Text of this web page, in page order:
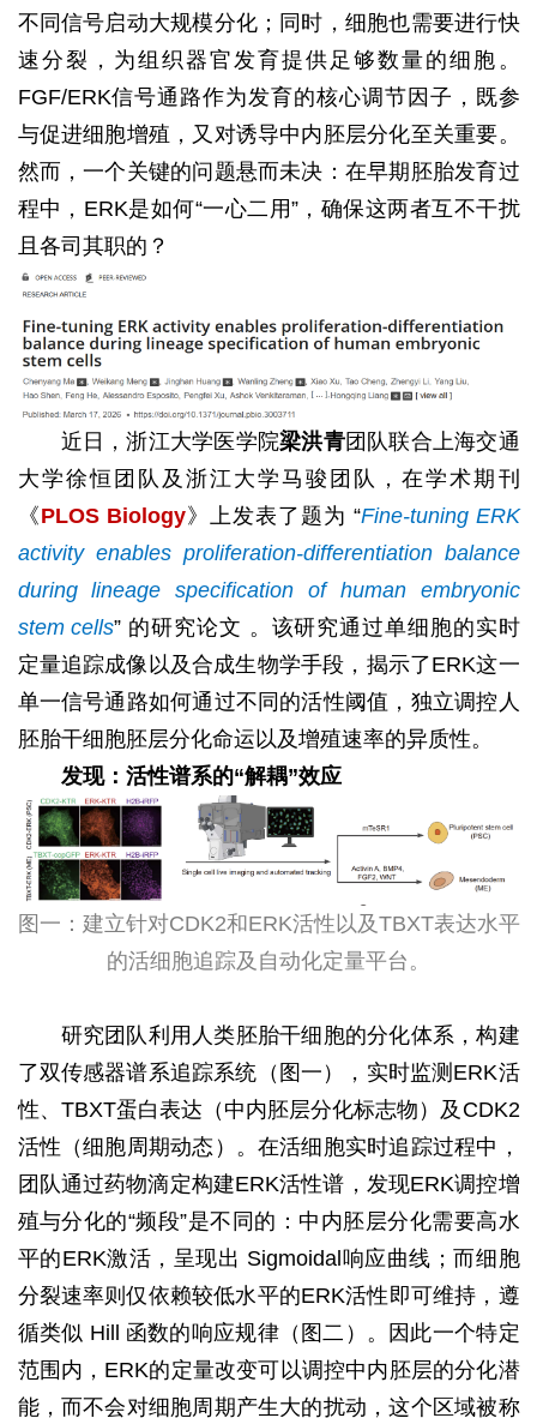
不同信号启动大规模分化；同时，细胞也需要进行快
速分裂，为组织器官发育提供足够数量的细胞。
FGF/ERK信号通路作为发育的核心调节因子，既参
与促进细胞增殖，又对诱导中内胚层分化至关重要。
然而，一个关键的问题悬而未决：在早期胚胎发育过
程中，ERK是如何“一心二用”，确保这两者互不干扰
且各司其职的？
近日，浙江大学医学院梁洪青团队联合上海交通
大学徐恒团队及浙江大学马骏团队，在学术期刊
《PLOS Biology》上发表了题为 “Fine-tuning ERK
activity enables proliferation-differentiation balance
during lineage specification of human embryonic
stem cells” 的研究论文 。该研究通过单细胞的实时
定量追踪成像以及合成生物学手段，揭示了ERK这一
单一信号通路如何通过不同的活性阈值，独立调控人
胚胎干细胞胚层分化命运以及增殖速率的异质性。
发现：活性谱系的“解耦”效应
图一：建立针对CDK2和ERK活性以及TBXT表达水平
的活细胞追踪及自动化定量平台。
研究团队利用人类胚胎干细胞的分化体系，构建
了双传感器谱系追踪系统（图一），实时监测ERK活
性、TBXT蛋白表达（中内胚层分化标志物）及CDK2
活性（细胞周期动态）。在活细胞实时追踪过程中，
团队通过药物滴定构建ERK活性谱，发现ERK调控增
殖与分化的“频段”是不同的：中内胚层分化需要高水
平的ERK激活，呈现出 Sigmoidal响应曲线；而细胞
分裂速率则仅依赖较低水平的ERK活性即可维持，遵
循类似 Hill 函数的响应规律（图二）。因此一个特定
范围内，ERK的定量改变可以调控中内胚层的分化潜
能，而不会对细胞周期产生大的扰动，这个区域被称